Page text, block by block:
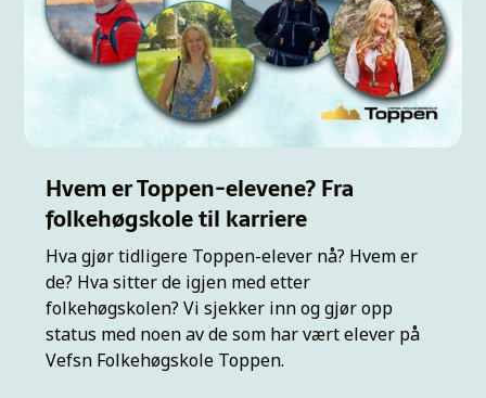
Hvem er Toppen-elevene? Fra
folkehøgskole til karriere
Hva gjør tidligere Toppen-elever nå? Hvem er
de? Hva sitter de igjen med etter
folkehøgskolen? Vi sjekker inn og gjør opp
status med noen av de som har vært elever på
Vefsn Folkehøgskole Toppen.